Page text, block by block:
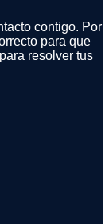
contigo. Por
para que
resolver tus